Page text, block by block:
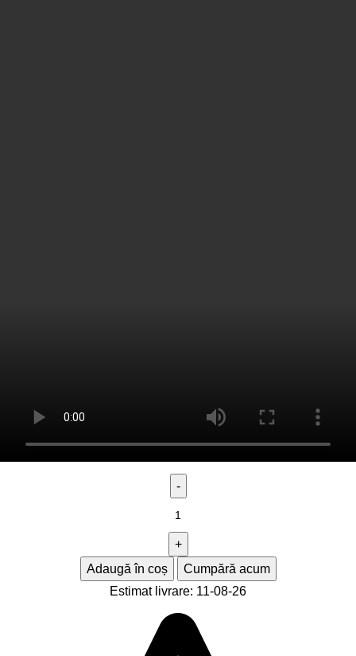
Adaugă în coș
Cumpără acum
Estimat livrare: 11-08-26